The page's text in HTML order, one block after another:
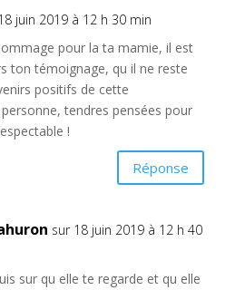
juin 2019 à 12 h 30 min
pour la ta mamie, il est
ton témoignage, qu il ne reste
positifs de cette
tendres pensées pour
!
Réponse
sur 18 juin 2019 à 12 h 40
sur qu elle te regarde et qu elle